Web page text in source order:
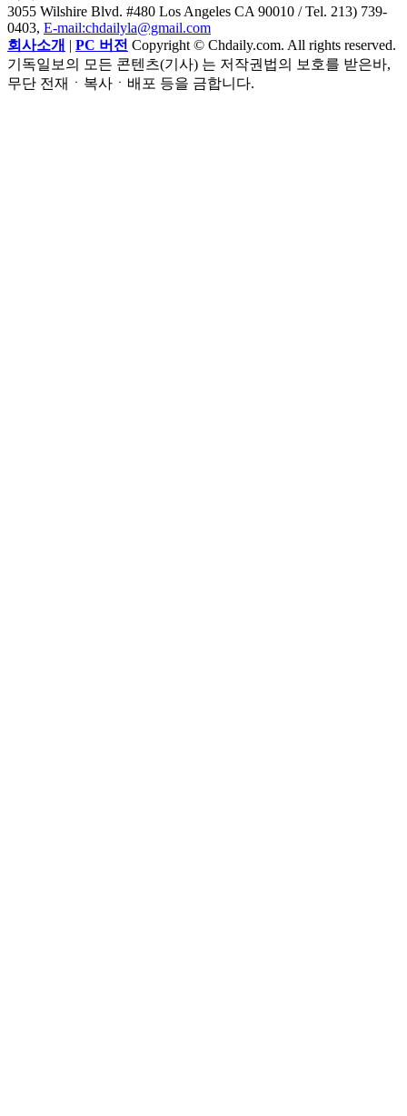
3055 Wilshire Blvd. #480 Los Angeles CA 90010 / Tel. 213) 739-
0403, E-mail:chdailyla@gmail.com
회사소개 | PC 버전 Copyright © Chdaily.com. All rights reserved.
기독일보의 모든 콘텐츠(기사) 는 저작권법의 보호를 받은바,
무단 전재ㆍ복사ㆍ배포 등을 금합니다.